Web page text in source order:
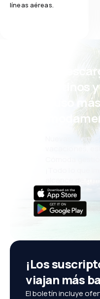
Comidas
líneas aéreas.
¡Eh!
eDestinos
incluso
Nuevas
vacaciones,
Cómoda
¡Todo lo que
¡Los
viajan más
El boletín incluye